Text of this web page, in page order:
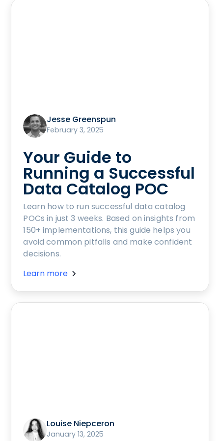
Jesse Greenspun
February 3, 2025
Your Guide to
Running a Successful
Data Catalog POC
Learn how to run successful data catalog
POCs in just 3 weeks. Based on insights from
150+ implementations, this guide helps you
avoid common pitfalls and make confident
decisions.
Learn more
Louise Niepceron
January 13, 2025